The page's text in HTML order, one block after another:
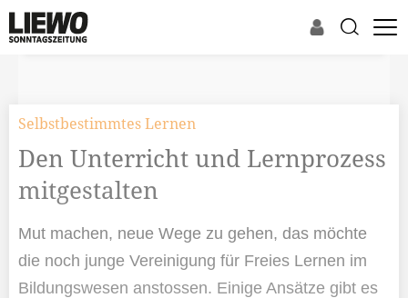
Selbstbestimmtes Lernen
Den Unterricht und Lernprozess
mitgestalten
Mut machen, neue Wege zu gehen, das möchte
die noch junge Vereinigung für Freies Lernen im
Bildungswesen anstossen. Einige Ansätze gibt es